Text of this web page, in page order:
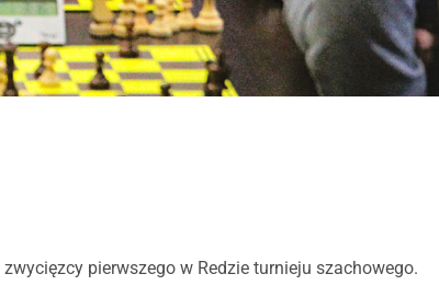
pierwszego w Redzie turnieju szachowego.